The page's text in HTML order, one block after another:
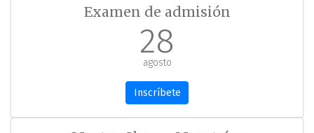
Examen de admisión
28
agosto
Inscríbete